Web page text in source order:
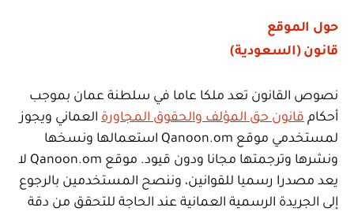
حول الموقع
قانون (السعودية)
نصوص القانون تعد ملكا عاما في سلطنة عمان بموجب
أحكام قانون حق المؤلف والحقوق المجاورة العماني ويجوز
لمستخدمي موقع Qanoon.om استعمالها ونسخها
ونشرها وترجمتها مجانا ودون قيود. موقع Qanoon.om لا
يعد مصدرا رسميا للقوانين، وننصح المستخدمين بالرجوع
إلى الجريدة الرسمية العمانية عند الحاجة للتحقق من دقة